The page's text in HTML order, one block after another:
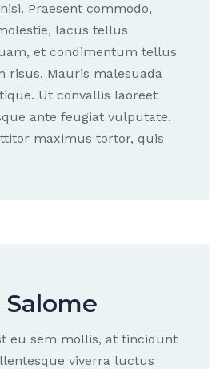
Praesent commodo,
lacus tellus
et condimentum tellus
risus. Mauris malesuada
Ut convallis laoreet
ante feugiat vulputate.
maximus tortor, quis
eu sem mollis, at tincidunt
viverra luctus